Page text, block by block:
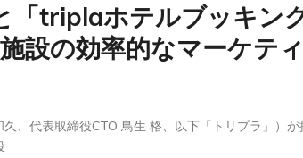
「triplaホテルブッキン
設の効率的なマーケテ
、代表取締役CTO 鳥生 格、以下「トリプラ」）